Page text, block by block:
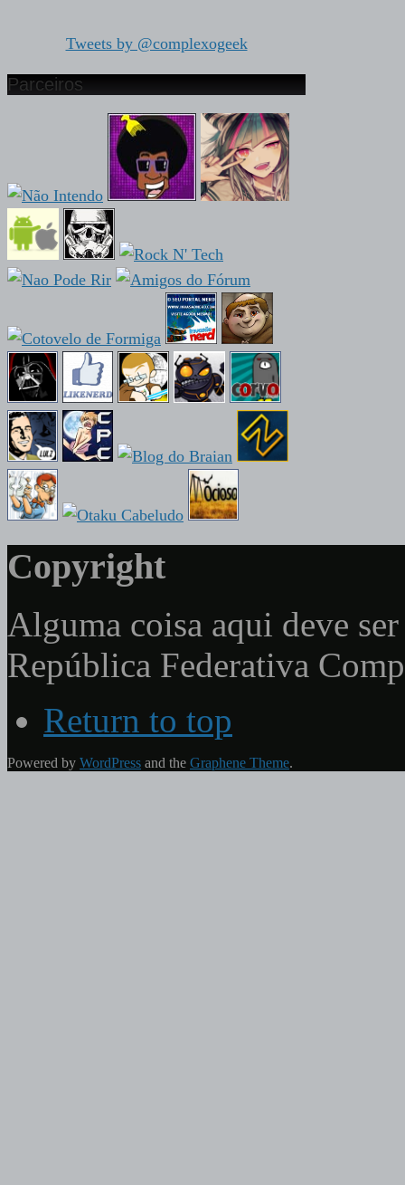
Tweets by @complexogeek
Parceiros
Copyright
Alguma coisa aqui deve
República Federativa
Return to top
Powered by WordPress and the Graphene Theme.